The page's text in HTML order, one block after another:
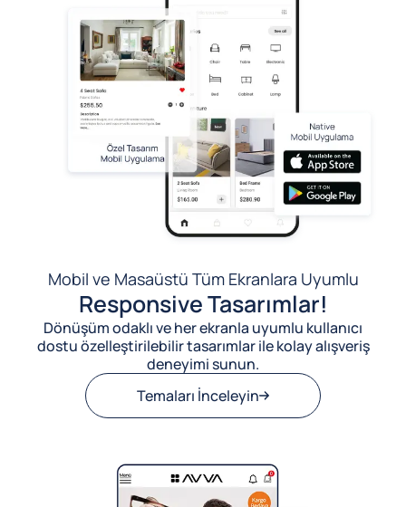
Mobil ve Masaüstü Tüm Ekranlara Uyumlu
Responsive Tasarımlar!
Dönüşüm odaklı ve her ekranla uyumlu kullanıcı
dostu özelleştirilebilir tasarımlar ile kolay alışveriş
deneyimi sunun.
Temaları İnceleyin